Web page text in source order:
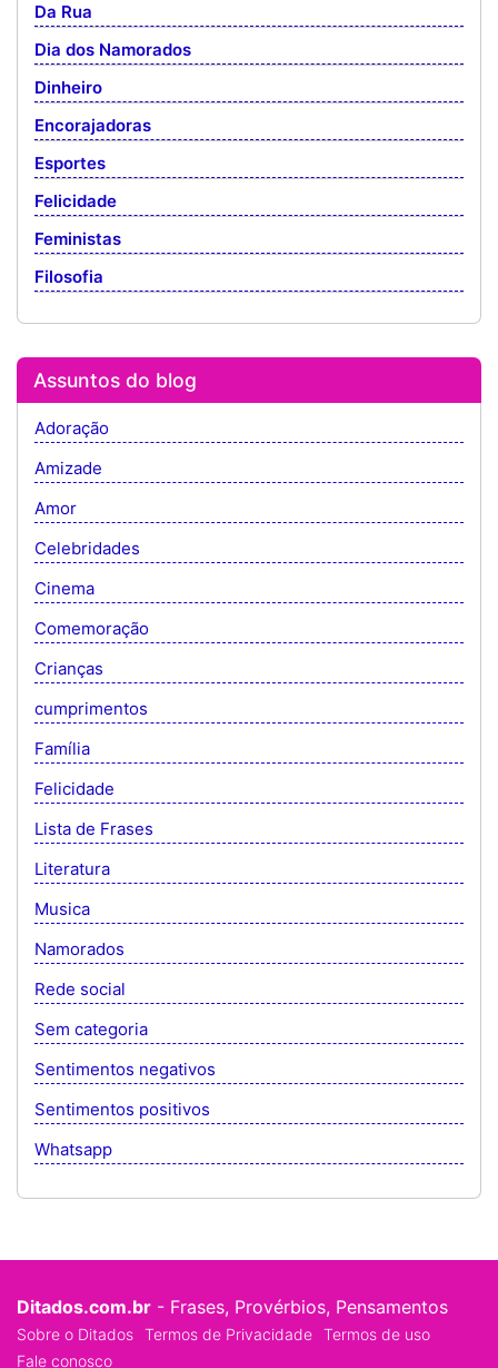
Da Rua
Dia dos Namorados
Dinheiro
Encorajadoras
Esportes
Felicidade
Feministas
Filosofia
Assuntos do blog
Adoração
Amizade
Amor
Celebridades
Cinema
Comemoração
Crianças
cumprimentos
Família
Felicidade
Lista de Frases
Literatura
Musica
Namorados
Rede social
Sem categoria
Sentimentos negativos
Sentimentos positivos
Whatsapp
Ditados.com.br - Frases, Provérbios, Pensamentos
Sobre o Ditados Termos de Privacidade Termos de uso
Fale conosco